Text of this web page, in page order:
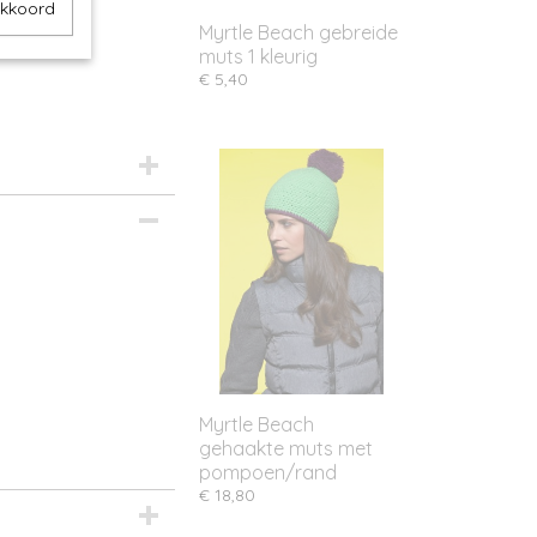
Myrtle Beach gebreide
muts 1 kleurig
€ 5,40
Myrtle Beach
gehaakte muts met
pompoen/rand
€ 18,80